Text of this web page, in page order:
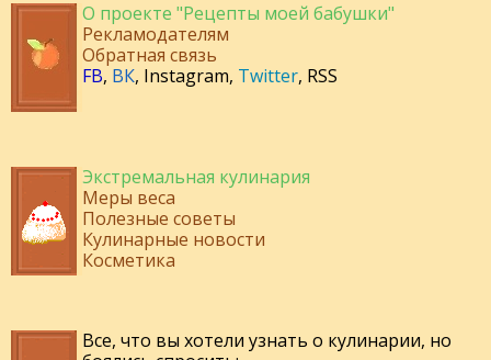
О проекте "Рецепты моей бабушки"
Рекламодателям
Обратная связь
FB, ВК, Instagram, Twitter, RSS
Экстремальная кулинария
Меры веса
Полезные советы
Кулинарные новости
Косметика
Все, что вы хотели узнать о кулинарии, но